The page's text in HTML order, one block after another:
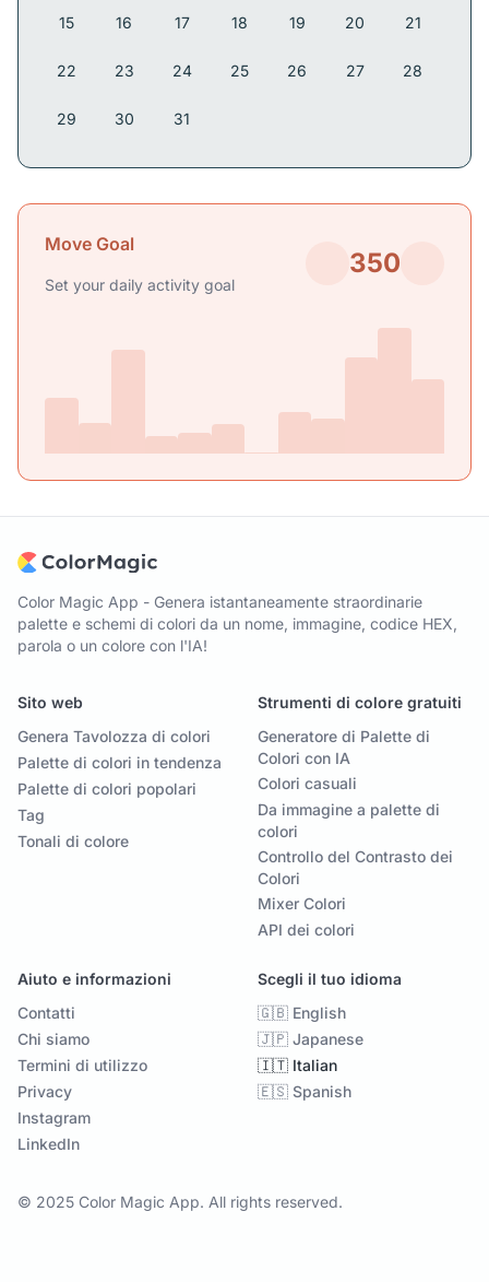
15 16 17 18 19 20 21
22 23 24 25 26 27 28
29 30 31
Move Goal
Set your daily activity goal
350
Color Magic App - Genera istantaneamente straordinarie
palette e schemi di colori da un nome, immagine, codice HEX,
parola o un colore con l'IA!
Sito web
Genera Tavolozza di colori
Palette di colori in tendenza
Palette di colori popolari
Tag
Tonali di colore
Strumenti di colore gratuiti
Generatore di Palette di
Colori con IA
Colori casuali
Da immagine a palette di
colori
Controllo del Contrasto dei
Colori
Mixer Colori
API dei colori
Aiuto e informazioni
Contatti
Chi siamo
Termini di utilizzo
Privacy
Instagram
LinkedIn
Scegli il tuo idioma
🇬🇧 English
🇯🇵 Japanese
🇮🇹 Italian
🇪🇸 Spanish
© 2025 Color Magic App. All rights reserved.